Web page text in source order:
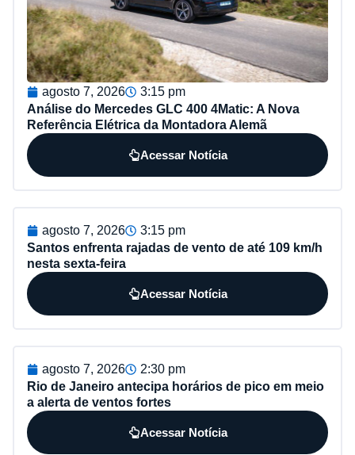
agosto 7, 2026
3:15 pm
Análise do Mercedes GLC 400 4Matic: A Nova
Referência Elétrica da Montadora Alemã
Acessar Notícia
agosto 7, 2026
3:15 pm
Santos enfrenta rajadas de vento de até 109 km/h
nesta sexta-feira
Acessar Notícia
agosto 7, 2026
2:30 pm
Rio de Janeiro antecipa horários de pico em meio
a alerta de ventos fortes
Acessar Notícia